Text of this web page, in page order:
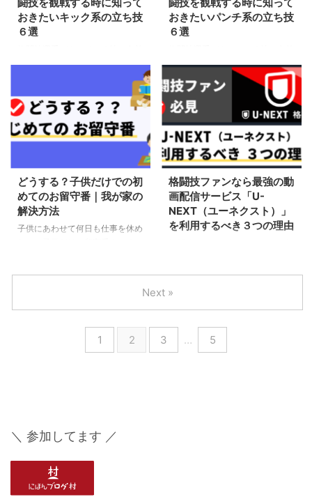
おきたいキック系の立ち技
６選
や、どんなテクニックがあるの
いるか？を知って、理解できるよ
うに、キック系の技を徹底解説。
おきたいパンチ系の立ち技
６選
や、どんなテクニックがあるの
か？どこを狙ってその技を出して
いるか？を知って、理解できるよ
うに、パンチ系の技を徹底解説。
どうする？子供だけでの初
めてのお留守番｜我が家の
解決方法
子供にあわせて何日も仕事を休め
解決。
格闘技ファンなら最強の動
画配信サービス「U-
NEXT（ユーネクスト）」
を利用するべき３つの理由
有名選手をご紹介しながら解説。
1 2 3 … 5
Next »
＼ 参加してます ／